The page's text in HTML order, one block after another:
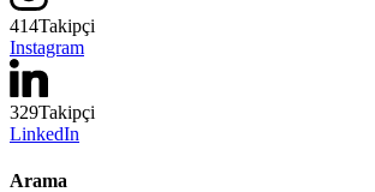
414Takipçi
Instagram
329Takipçi
LinkedIn
Arama